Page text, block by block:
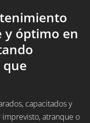
y óptimo en
capacitados y
atranque o